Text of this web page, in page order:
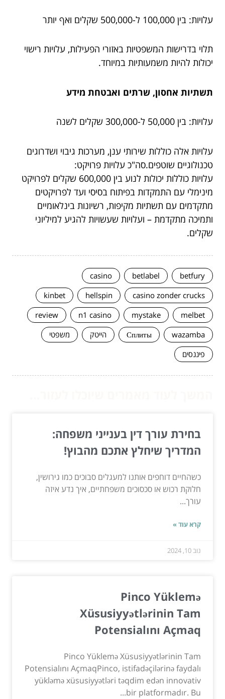
עלויות: בין 100,000 ל-500,000 שקלים ואף יותר
תלוי בדרישות המשפטיות באזורי הפעילות, עלויות רישוי
יכולות להיות משמעותיות במיוחד.
תשתיות אחסון, שרתים ואבטחת מידע
עלויות: בין 50,000 ל-300,000 שקלים לשנה
עלויות אלה כוללות שירותי ענן, מערכות גיבוי ושדרוגים
טכנולוגיים שוטפים.סה"כ עלויות פרויקט:
עלויות כוללות יכולות לנוע בין 600,000 שקלים לפרויקט
מינימלי עם התמקדות בפיתוח בסיסי ועד לפרויקטים
מתקדמים עם תשתיות מקיפות, רשיונות בינלאומיים
ותמיכה מתקדמת – ועלויות שעשויות להגיע למיליוני
שקלים.
betfury
betlabel
casino
casino zonder crucks
hellspin
kinbet
melbet
mystake
n1 casino
review
wazamba
Сплиты הייטק
משפטי
פיננסים
בחירת עורך דין בענייני משפחה:
המדריך שיחלץ אתכם מהבוץ!
כשהחיים דוחפים אותנו למעגלים סבוכים כמו גירושין,
חלוקת רכוש או סכסוכים משפחתיים, איך נדע איזה
עורך...
קרא עוד »
נוב 10, 2024
Pinco Yüklemə
Xüsusiyyətlərinin Tam
Potensialını Açmaq
Pinco Yüklemə Xüsusiyyətlərinin Tam
Potensialını AçmaqPinco, istifadəçilərinə faydalı
yükləmə xüsusiyyətləri təqdim edən innovativ
bir platformadır. Bu...